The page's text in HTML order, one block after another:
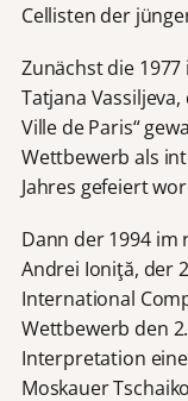
Cellisten der
Zunächst die
Tatjana
Ville de Paris“
Wettbewerb als
Jahres gefeiert
Dann der 1994
Andrei Ioniţă, der
International
Wettbewerb den
Interpretation
Moskauer